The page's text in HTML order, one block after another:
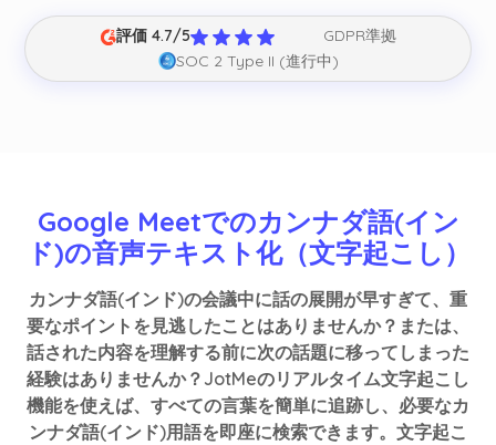
評価 4.7/5
GDPR準拠
SOC 2 Type II (進行中)
Google Meetでのカンナダ語(イン
ド)の音声テキスト化（文字起こし）
カンナダ語(インド)の会議中に話の展開が早すぎて、重
要なポイントを見逃したことはありませんか？または、
話された内容を理解する前に次の話題に移ってしまった
経験はありませんか？JotMeのリアルタイム文字起こし
機能を使えば、すべての言葉を簡単に追跡し、必要なカ
ンナダ語(インド)用語を即座に検索できます。文字起こ